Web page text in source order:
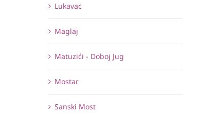
Lukavac
Maglaj
Matuzići - Doboj Jug
Mostar
Sanski Most